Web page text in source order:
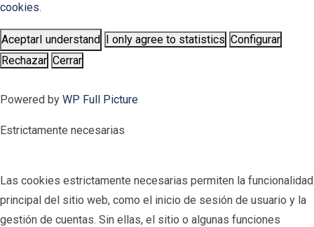
cookies.
AceptarI understand I only agree to statistics Configurar
Rechazar Cerrar
Powered by WP Full Picture
Estrictamente necesarias
Las cookies estrictamente necesarias permiten la funcionalidad
principal del sitio web, como el inicio de sesión de usuario y la
gestión de cuentas. Sin ellas, el sitio o algunas funciones